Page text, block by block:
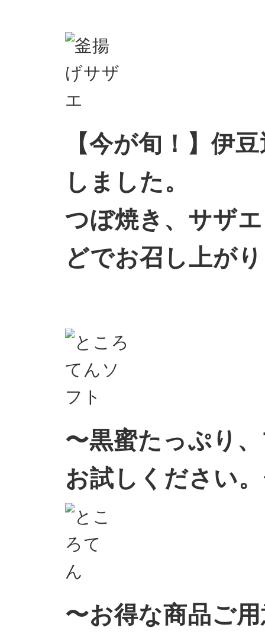
【今が旬！】伊
しました。
つぼ焼き、サザ
どでお召し上が
〜黒蜜たっぷり
お試しください
〜お得な商品ご